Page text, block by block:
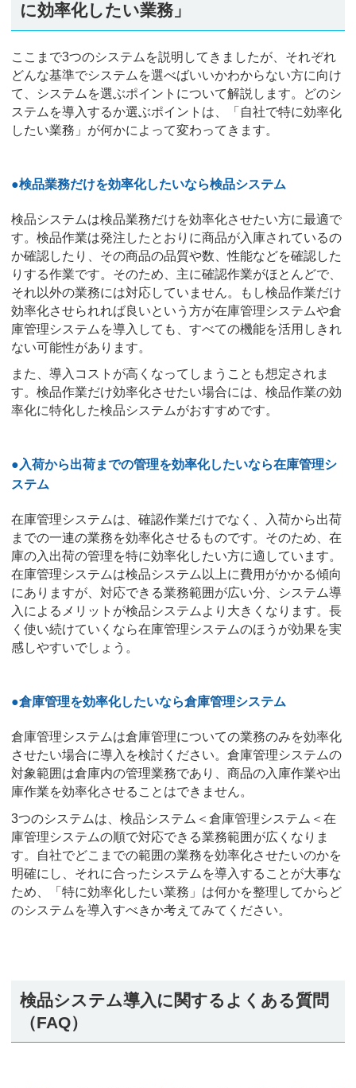
に効率化したい業務」
ここまで3つのシステムを説明してきましたが、それぞれ
どんな基準でシステムを選べばいいかわからない方に向け
て、システムを選ぶポイントについて解説します。どのシ
ステムを導入するか選ぶポイントは、「自社で特に効率化
したい業務」が何かによって変わってきます。
●検品業務だけを効率化したいなら検品システム
検品システムは検品業務だけを効率化させたい方に最適で
す。検品作業は発注したとおりに商品が入庫されているの
か確認したり、その商品の品質や数、性能などを確認した
りする作業です。そのため、主に確認作業がほとんどで、
それ以外の業務には対応していません。もし検品作業だけ
効率化させられれば良いという方が在庫管理システムや倉
庫管理システムを導入しても、すべての機能を活用しきれ
ない可能性があります。
また、導入コストが高くなってしまうことも想定されま
す。検品作業だけ効率化させたい場合には、検品作業の効
率化に特化した検品システムがおすすめです。
●入荷から出荷までの管理を効率化したいなら在庫管理シ
ステム
在庫管理システムは、確認作業だけでなく、入荷から出荷
までの一連の業務を効率化させるものです。そのため、在
庫の入出荷の管理を特に効率化したい方に適しています。
在庫管理システムは検品システム以上に費用がかかる傾向
にありますが、対応できる業務範囲が広い分、システム導
入によるメリットが検品システムより大きくなります。長
く使い続けていくなら在庫管理システムのほうが効果を実
感しやすいでしょう。
●倉庫管理を効率化したいなら倉庫管理システム
倉庫管理システムは倉庫管理についての業務のみを効率化
させたい場合に導入を検討ください。倉庫管理システムの
対象範囲は倉庫内の管理業務であり、商品の入庫作業や出
庫作業を効率化させることはできません。
3つのシステムは、検品システム＜倉庫管理システム＜在
庫管理システムの順で対応できる業務範囲が広くなりま
す。自社でどこまでの範囲の業務を効率化させたいのかを
明確にし、それに合ったシステムを導入することが大事な
ため、「特に効率化したい業務」は何かを整理してからど
のシステムを導入すべきか考えてみてください。
検品システム導入に関するよくある質問
（FAQ）